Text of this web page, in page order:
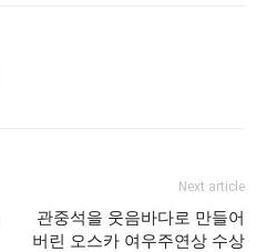
Next article
관중석을 웃음바다로 만들어
버린 오스카 여우주연상 수상